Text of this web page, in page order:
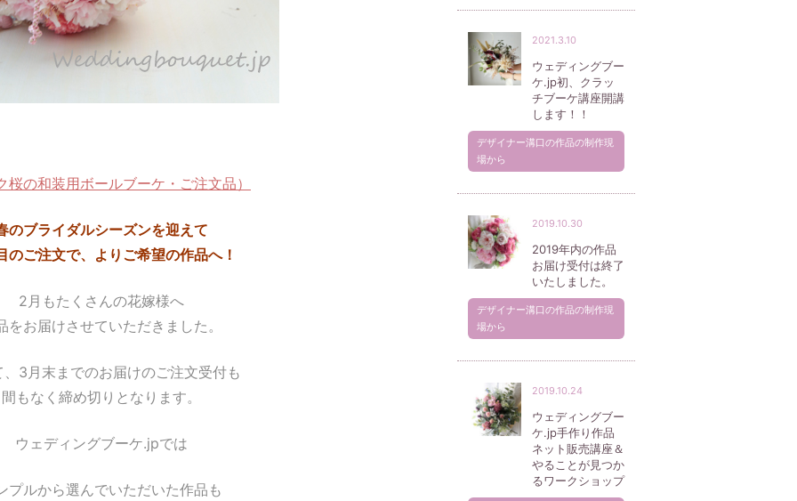
桜の和装用ボールブーケ・ご注文品）
のブライダルシーズンを迎えて
のご注文で、よりご希望の作品へ！
2月もたくさんの花嫁様へ
をお届けさせていただきました。
、3月末までのお届けのご注文受付も
間もなく締め切りとなります。
ウェディングブーケ.jpでは
プルから選んでいただいた作品も
2021.3.10
ウェディングブー
ケ.jp初、クラッ
チブーケ講座開講
します！！
デザイナー溝口の作品の制作現
場から
2019.10.30
2019年内の作品
お届け受付は終了
いたしました。
デザイナー溝口の作品の制作現
場から
2019.10.24
ウェディングブー
ケ.jp手作り作品
ネット販売講座＆
やることが見つか
るワークショップ